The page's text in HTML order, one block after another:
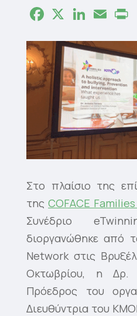
FacebookLinkedIn
Email
Στο πλαίσιο της
τηςCOFACE
Συνέδριο
διοργανώθηκε από
Network στις
Οκτωβρίου, η Δρ.
Πρόεδρος του
Διευθύντρια του